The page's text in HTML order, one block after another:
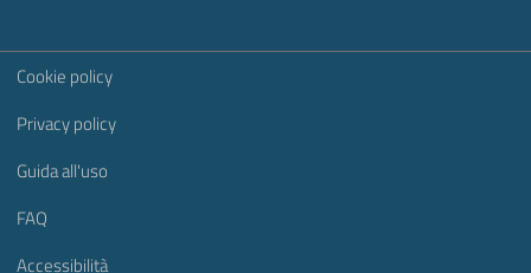
Sezione Link Utili
Cookie policy
Privacy policy
Guida all'uso
FAQ
Accessibilità